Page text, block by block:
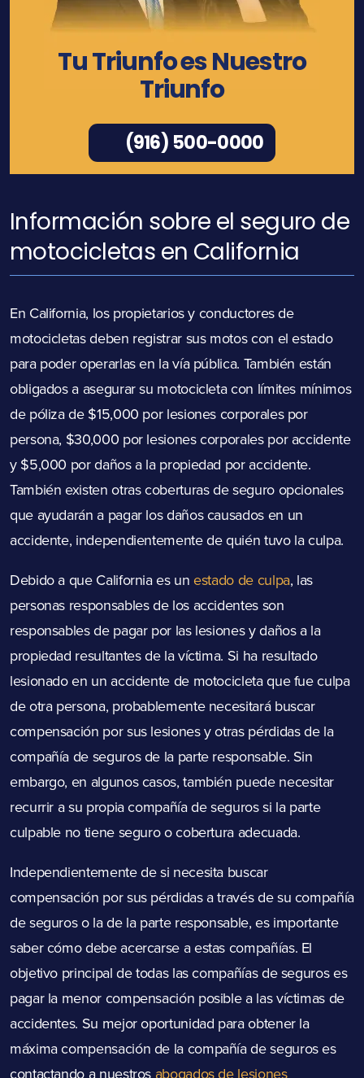
Tu Triunfo es Nuestro
Triunfo
(916) 500-0000
Información sobre el seguro de
motocicletas en California
En California, los propietarios y conductores de
motocicletas deben registrar sus motos con el estado
para poder operarlas en la vía pública. También están
obligados a asegurar su motocicleta con límites mínimos
de póliza de $15,000 por lesiones corporales por
persona, $30,000 por lesiones corporales por accidente
y $5,000 por daños a la propiedad por accidente.
También existen otras coberturas de seguro opcionales
que ayudarán a pagar los daños causados en un
accidente, independientemente de quién tuvo la culpa.
Debido a que California es unestado de culpa, las
personas responsables de los accidentes son
responsables de pagar por las lesiones y daños a la
propiedad resultantes de la víctima. Si ha resultado
lesionado en un accidente de motocicleta que fue culpa
de otra persona, probablemente necesitará buscar
compensación por sus lesiones y otras pérdidas de la
compañía de seguros de la parte responsable. Sin
embargo, en algunos casos, también puede necesitar
recurrir a su propia compañía de seguros si la parte
culpable no tiene seguro o cobertura adecuada.
Independientemente de si necesita buscar
compensación por sus pérdidas a través de su compañía
de seguros o la de la parte responsable, es importante
saber cómo debe acercarse a estas compañías. El
objetivo principal de todas las compañías de seguros es
pagar la menor compensación posible a las víctimas de
accidentes. Su mejor oportunidad para obtener la
máxima compensación de la compañía de seguros es
contactando a nuestros abogados de lesiones